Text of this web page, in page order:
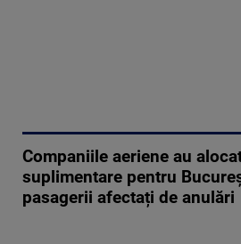
Companiile aeriene au
suplimentare pentru
pasagerii afectați de anulări